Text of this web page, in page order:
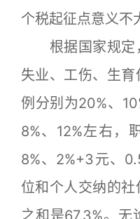
个税起征点意义不
根据国家规定，
失业、工伤、生
例分别为20%、
8%、12%左右，
8%、2%+3元、
位和个人交纳的社
之和是67.3%。无